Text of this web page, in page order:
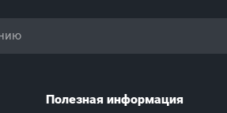
Полезная информация